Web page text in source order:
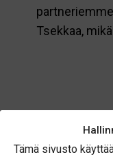
Tämä sivusto
Tsekkaa,